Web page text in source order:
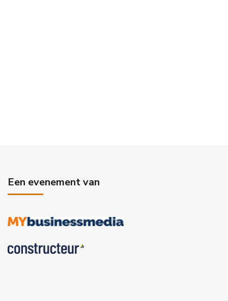
Een evenement van